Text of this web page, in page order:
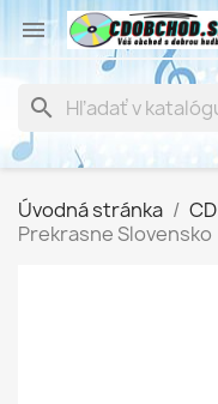

search
Úvodná stránka CD
Prekrasne Slovensko